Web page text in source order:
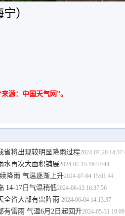
）
源：中国天气网”。
省将出现较明显降雨过程2024-07-20
水再次大面积铺展2024-07-15 16:37:44
降雨 气温逐渐上升2024-07-04 15:01:44
14-17日气温稍低2024-06-13 16:37:56
全省大部有雷阵雨 2024-06-04 14:13:37
有雷雨 气温6月2日起回升2024-05-31